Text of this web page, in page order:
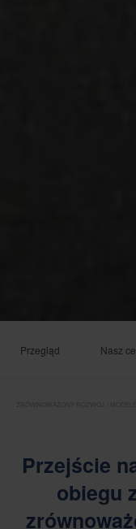
Przegląd Nasz
ZRÓWNOWAŻONY ROZWÓJ
Przejście
obiegu